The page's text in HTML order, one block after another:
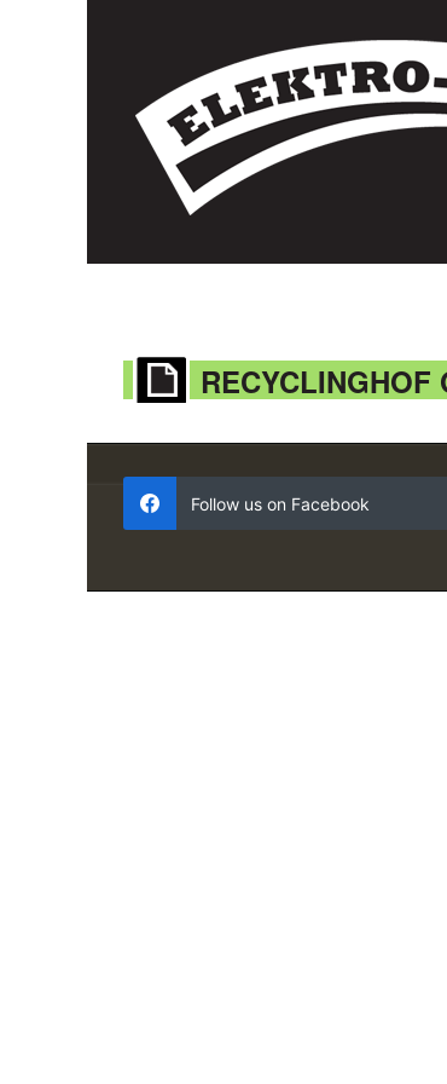
RECYCLINGHOF
Follow us on Facebook